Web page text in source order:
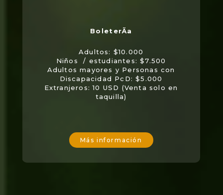
Adultos: $10.000
Niños / estudiantes: $7.500
Adultos mayores y Personas con
Discapacidad PcD: $5.000
Extranjeros: 10 USD (Venta solo en
taquilla)
Más información